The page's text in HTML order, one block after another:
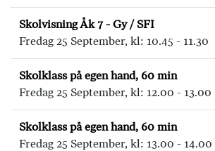
Skolvisning Åk 7 - Gy / SFI
Fredag 25 September, kl: 10.45 - 11.30
Skolklass på egen hand, 60 min
Fredag 25 September, kl: 12.00 - 13.00
Skolklass på egen hand, 60 min
Fredag 25 September, kl: 13.00 - 14.00